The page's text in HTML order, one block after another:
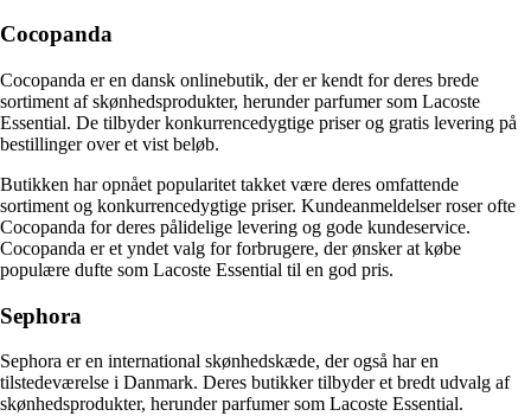
Cocopanda
Cocopanda er en dansk onlinebutik, der er kendt for deres brede
sortiment af skønhedsprodukter, herunder parfumer som Lacoste
Essential. De tilbyder konkurrencedygtige priser og gratis levering på
bestillinger over et vist beløb.
Butikken har opnået popularitet takket være deres omfattende
sortiment og konkurrencedygtige priser. Kundeanmeldelser roser ofte
Cocopanda for deres pålidelige levering og gode kundeservice.
Cocopanda er et yndet valg for forbrugere, der ønsker at købe
populære dufte som Lacoste Essential til en god pris.
Sephora
Sephora er en international skønhedskæde, der også har en
tilstedeværelse i Danmark. Deres butikker tilbyder et bredt udvalg af
skønhedsprodukter, herunder parfumer som Lacoste Essential.